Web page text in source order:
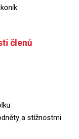
členů
a stížnostmi